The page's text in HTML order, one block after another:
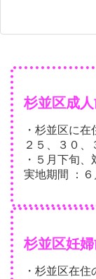
杉並区成
・杉並区に
２５、３０
・５月下旬
実地期間 ：
杉並区妊
・杉並区在